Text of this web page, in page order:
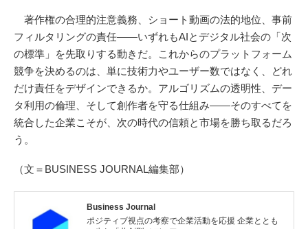
著作権の合理的注意義務、ショート動画の法的地位、事前
フィルタリングの責任――いずれもAIとデジタル社会の「次
の標準」を先取りする動きだ。これからのプラットフォーム
競争を決めるのは、単に技術力やユーザー数ではなく、どれ
だけ責任をデザインできるか。アルゴリズムの透明性、デー
タ利用の倫理、そして創作者を守る仕組み――そのすべてを
統合した企業こそが、次の時代の信頼と市場を勝ち取るだろ
う。
（文＝BUSINESS JOURNAL編集部）
Business Journal
ポジティブ視点の考察で企業活動を応援 企業ととも